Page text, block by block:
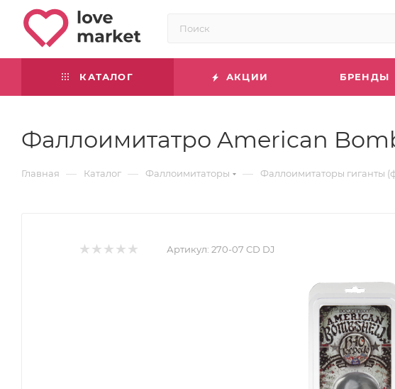
КАТАЛОГ АКЦИИ БРЕНДЫ
Фаллоимитатро American
Главная — Каталог — Фаллоимитаторы — Фаллоимитаторы гиганты
Артикул: 270-07 CD DJ